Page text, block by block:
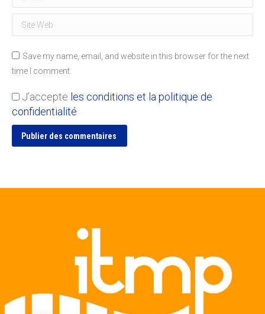
Site Web
Save my name, email, and website in this browser for the next
time I comment.
J’accepte les conditions et la politique de
confidentialité
Publier des commentaires